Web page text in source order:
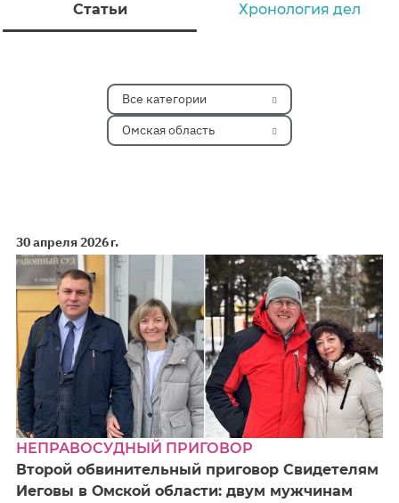
Статьи Хронология дел
Все категории
Омская область
30 апреля 2026 г.
НЕПРАВОСУДНЫЙ ПРИГОВОР
Второй обвинительный приговор Свидетелям
Иеговы в Омской области: двум мужчинам